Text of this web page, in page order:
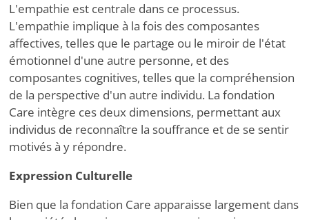
L'empathie est centrale dans ce processus.
L'empathie implique à la fois des composantes
affectives, telles que le partage ou le miroir de l'état
émotionnel d'une autre personne, et des
composantes cognitives, telles que la compréhension
de la perspective d'un autre individu. La fondation
Care intègre ces deux dimensions, permettant aux
individus de reconnaître la souffrance et de se sentir
motivés à y répondre.
Expression Culturelle
Bien que la fondation Care apparaisse largement dans